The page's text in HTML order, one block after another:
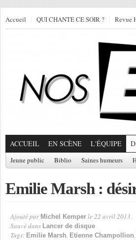
Accueil QUI CHANTE CE SOIR ? Revue
ACCUEIL EN SCÈNE L'ÉQUIPE
Jeune public Biblio Saines humeurs
Emilie Marsh :
Ajouté par Michel Kemper le 22 avril 2013.
Sauvé dans Lancer de disque
Tags: Emilie Marsh, Etienne Champollion,